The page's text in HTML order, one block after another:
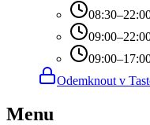
Odemknout v
Menu